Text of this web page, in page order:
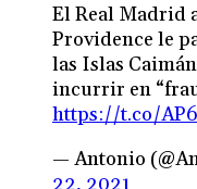
El Real Madrid
Providence le
las Islas
incurrir en
https://t.co/
— Antonio
22, 2021